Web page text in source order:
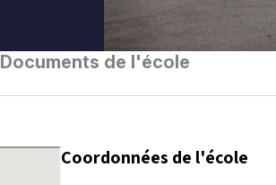
Documents de l'école
Coordonnées de l'école